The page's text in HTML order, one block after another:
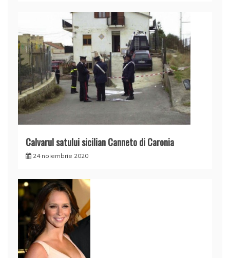
Calvarul satului sicilian Canneto di Caronia
24 noiembrie 2020